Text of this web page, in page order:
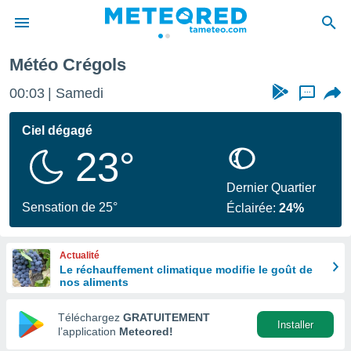
de
en
Météo Crégols
00:03 Samedi ...
Ciel dégagé
23°
Sensation de 25°
Dernier Quartier
Éclairée:24%
Actualité
Le réchauffement climatique modifie le goût de
nos aliments
Téléchargez GRATUITEMENT
l’application Meteored!
Installer